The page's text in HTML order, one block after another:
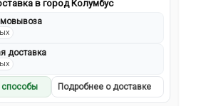
в город Колумбус
доставка
способы Подробнее о доставке